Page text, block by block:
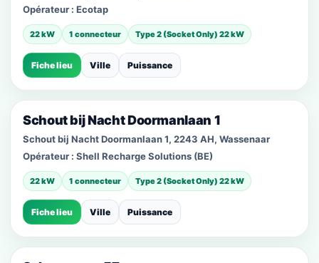
Opérateur : Ecotap
22 kW 1 connecteur Type 2 (Socket Only) 22 kW
Fiche lieu Ville Puissance
Schout bij Nacht Doormanlaan 1
Schout bij Nacht Doormanlaan 1, 2243 AH, Wassenaar
Opérateur : Shell Recharge Solutions (BE)
22 kW 1 connecteur Type 2 (Socket Only) 22 kW
Fiche lieu Ville Puissance